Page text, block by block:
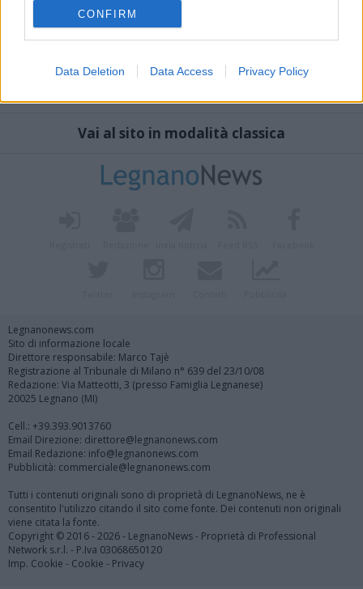
CONFIRM
Data Deletion Data Access Privacy Policy
Vai al sito in modalità classica
Legnanonews.com
Sito di informazione locale
Direttore responsabile: Marco Tajè
Registrazione al Tribunale di Milano n° 639 del 23/10/08
Redazione: Via Matteotti, 3 (presso Famiglia Legnanese)
20025 Legnano (MI)
Cell.: +39.393.9013760
Email Direzione: direttore@legnanonews.com
Email Redazione: info@legnanonews.com
Pubblicità: commerciale@legnanonews.com
Tutti i contenuti originali sono di proprietà di LegnanoNews, ne è
consentito l'utilizzo citando il sito come fonte. Dei contenuti non originali
viene citata la fonte.
Copyright © 2016 - 2026 - LegnanoNews - Proprietà di Professional
Network s.r.l. - P.Iva 03068650120
Imp. Cookie - Cookie - Privacy